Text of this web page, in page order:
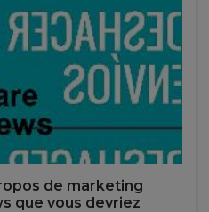
de marketing
que vous devriez